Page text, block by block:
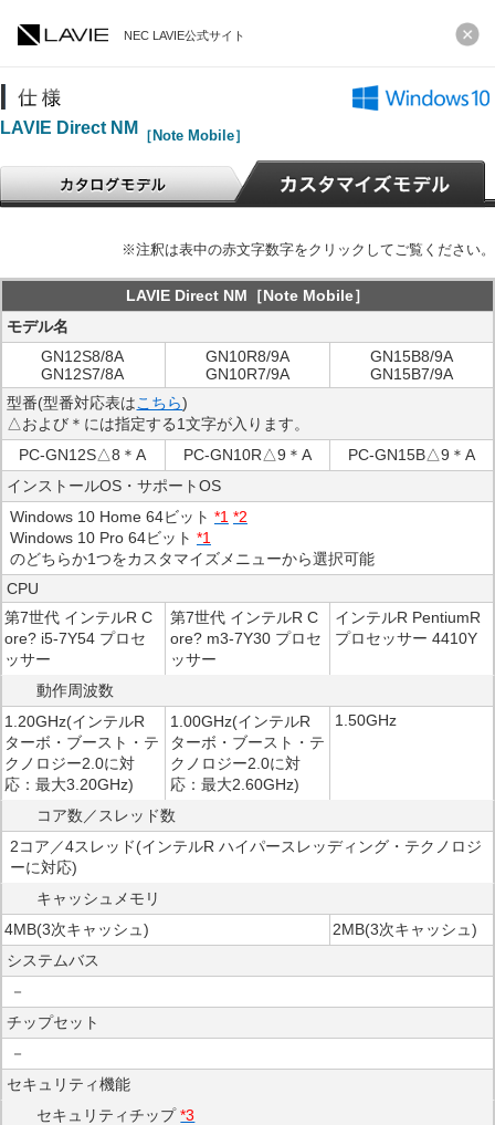
NEC LAVIE公式サイト
LAVIE Direct NM ［Note Mobile］
※注釈は表中の赤文字数字をクリックしてご覧ください。
LAVIE Direct NM［Note Mobile］
モデル名
GN12S8/8A
GN12S7/8A
GN10R8/9A
GN10R7/9A
GN15B8/9A
GN15B7/9A
型番(型番対応表はこちら)
△および＊には指定する1文字が入ります。
PC-GN12S△8＊A
PC-GN10R△9＊A
PC-GN15B△9＊A
インストールOS・サポートOS
Windows 10 Home 64ビット *1 *2
Windows 10 Pro 64ビット *1
のどちらか1つをカスタマイズメニューから選択可能
CPU
第7世代 インテルR C
ore? i5-7Y54 プロセ
ッサー
第7世代 インテルR C
ore? m3-7Y30 プロセ
ッサー
インテルR PentiumR
プロセッサー 4410Y
動作周波数
1.20GHz(インテルR
ターボ・ブースト・テ
クノロジー2.0に対
応：最大3.20GHz)
1.00GHz(インテルR
ターボ・ブースト・テ
クノロジー2.0に対
応：最大2.60GHz)
1.50GHz
コア数／スレッド数
2コア／4スレッド(インテルR ハイパースレッディング・テクノロジ
ーに対応)
キャッシュメモリ
4MB(3次キャッシュ)
2MB(3次キャッシュ)
システムバス
－
チップセット
－
セキュリティ機能
セキュリティチップ*3